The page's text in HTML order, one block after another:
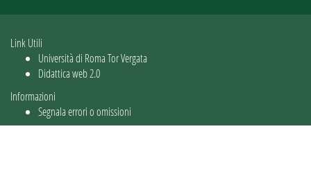
Link Utili
Università di Roma Tor Vergata
Didattica web 2.0
Informazioni
Segnala errori o omissioni